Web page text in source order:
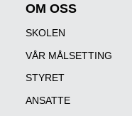
OM OSS
SKOLEN
VÅR MÅLSETTING
STYRET
ANSATTE